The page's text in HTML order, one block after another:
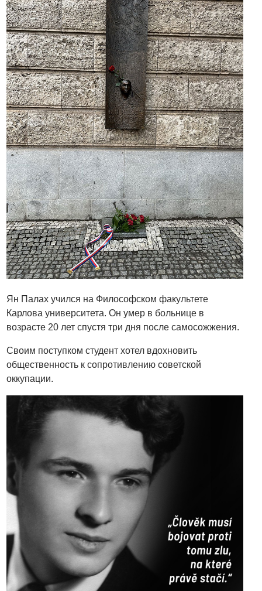
Ян Палах учился на Философском факультете
Карлова университета. Он умер в больнице в
возрасте 20 лет спустя три дня после самосожжения.
Своим поступком студент хотел вдохновить
общественность к сопротивлению советской
оккупации.